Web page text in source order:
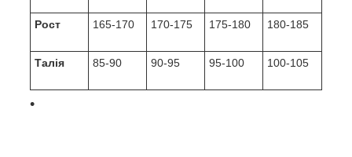
Рост 165-170 170-175 175-180 180-185
Талія 85-90 90-95 95-100 100-105